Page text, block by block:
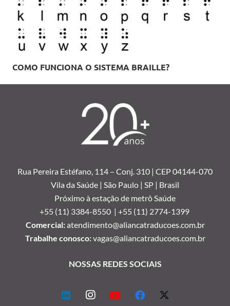
COMO FUNCIONA O SISTEMA BRAILLE?
Rua Pereira Estéfano, 114 – Conj. 310 | CEP 04144-070
Vila da Saúde | São Paulo | SP | Brasil
Próximo à estação de metrô Saúde
+55 (11) 3384-8550 | +55 (11) 2774-1399
Comercial:atendimento@aliancatraducoes.com.br
Trabalhe conosco:vagas@aliancatraducoes.com.br
NOSSAS REDES SOCIAIS